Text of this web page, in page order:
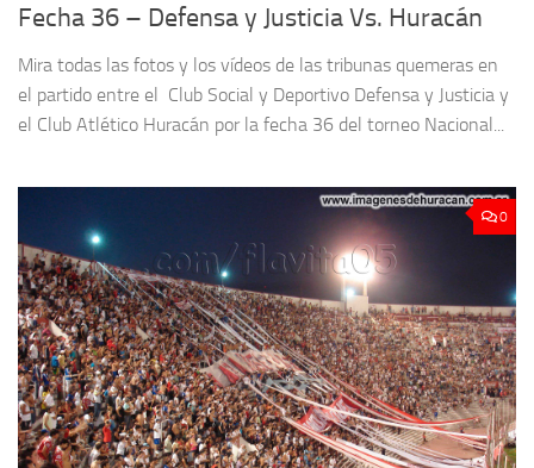
Fecha 36 – Defensa y Justicia Vs. Huracán
Mira todas las fotos y los vídeos de las tribunas quemeras en
el partido entre el Club Social y Deportivo Defensa y Justicia y
el Club Atlético Huracán por la fecha 36 del torneo Nacional...
0